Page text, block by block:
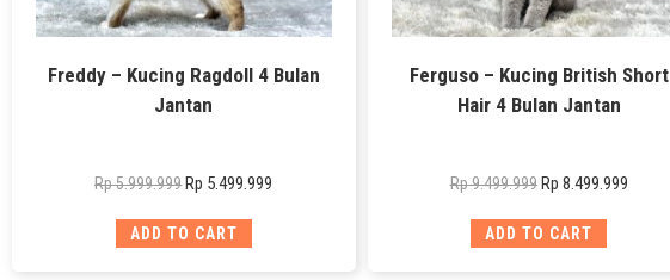
Freddy – Kucing Ragdoll 4 Bulan
Jantan
Rp5.999.999Rp 5.499.999
ADD TO CART
Ferguso – Kucing British Short
Hair 4 Bulan Jantan
Rp9.499.999 Rp 8.499.999
ADD TO CART